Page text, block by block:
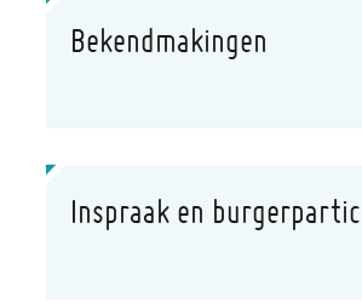
Bekendmakingen
Inspraak en